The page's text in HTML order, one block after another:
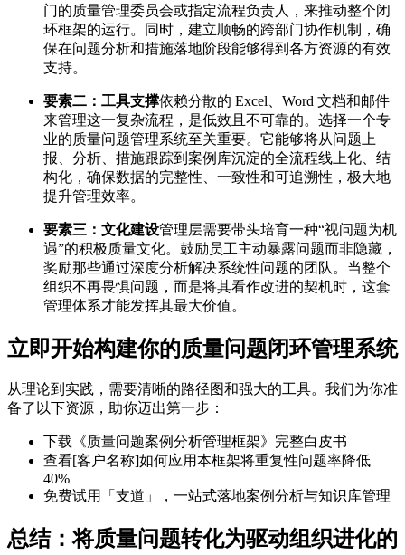
门的质量管理委员会或指定流程负责人，来推动整个闭
环框架的运行。同时，建立顺畅的跨部门协作机制，确
保在问题分析和措施落地阶段能够得到各方资源的有效
支持。
要素二：工具支撑依赖分散的 Excel、Word 文档和邮件
来管理这一复杂流程，是低效且不可靠的。选择一个专
业的质量问题管理系统至关重要。它能够将从问题上
报、分析、措施跟踪到案例库沉淀的全流程线上化、结
构化，确保数据的完整性、一致性和可追溯性，极大地
提升管理效率。
要素三：文化建设管理层需要带头培育一种“视问题为机
遇”的积极质量文化。鼓励员工主动暴露问题而非隐藏，
奖励那些通过深度分析解决系统性问题的团队。当整个
组织不再畏惧问题，而是将其看作改进的契机时，这套
管理体系才能发挥其最大价值。
立即开始构建你的质量问题闭环管理系统
从理论到实践，需要清晰的路径图和强大的工具。我们为你准
备了以下资源，助你迈出第一步：
下载《质量问题案例分析管理框架》完整白皮书
查看[客户名称]如何应用本框架将重复性问题率降低
40%
免费试用「支道」，一站式落地案例分析与知识库管理
总结：将质量问题转化为驱动组织进化的